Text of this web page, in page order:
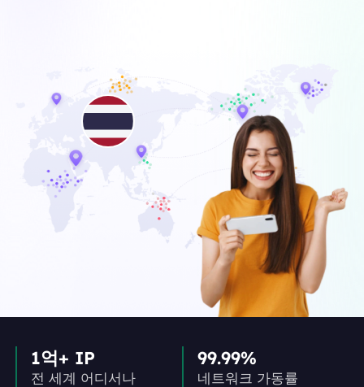
1억+ IP
전 세계 어디서나
99.99%
네트워크 가동률